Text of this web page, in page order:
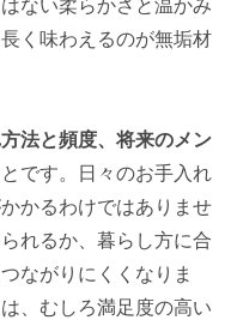
ない柔らかさと温かみ
く味わえるのが無垢材
法と頻度、将来のメン
とです。日々のお手入れ
かるわけではありませ
れるか、暮らし方に合
ながりにくくなりま
、むしろ満足度の高い